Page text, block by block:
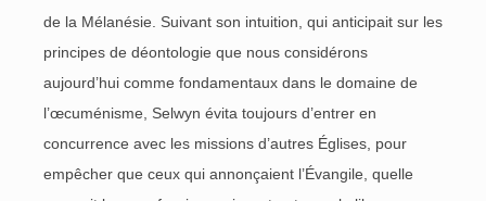
de la Mélanésie. Suivant son intuition, qui anticipait sur les
principes de déontologie que nous considérons
aujourd’hui comme fondamentaux dans le domaine de
l’œcuménisme, Selwyn évita toujours d’entrer en
concurrence avec les missions d’autres Églises, pour
empêcher que ceux qui annonçaient l’Évangile, quelle